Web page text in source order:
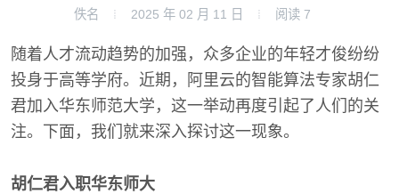
佚名 2025 年 02 月 11 日 阅读 7
随着人才流动趋势的加强，众多企业的年轻才俊纷纷
投身于高等学府。近期，阿里云的智能算法专家胡仁
君加入华东师范大学，这一举动再度引起了人们的关
注。下面，我们就来深入探讨这一现象。
胡仁君入职华东师大